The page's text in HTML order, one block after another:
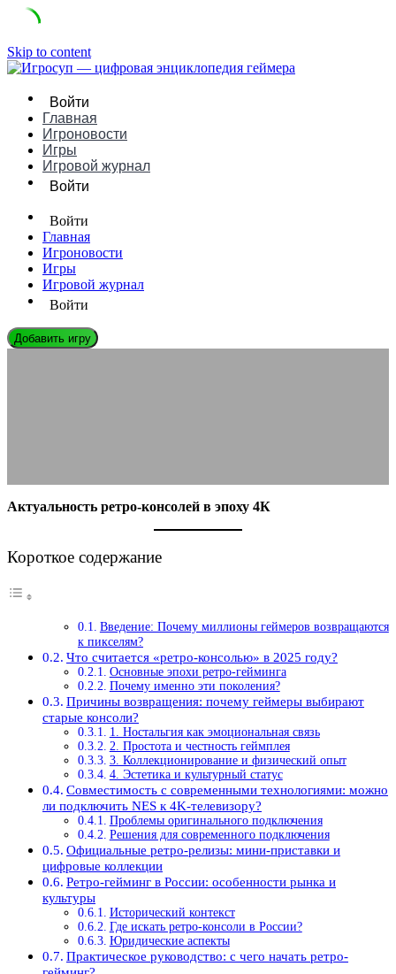
Skip to content
Войти
Главная
Игроновости
Игры
Игровой журнал
Войти
Войти
Главная
Игроновости
Игры
Игровой журнал
Войти
Добавить игру
Актуальность ретро-консолей в эпоху 4К
Короткое содержание
Введение: Почему миллионы геймеров возвращаются
к пикселям?
Что считается «ретро-консолью» в 2025 году?
Основные эпохи ретро-гейминга
Почему именно эти поколения?
Причины возвращения: почему геймеры выбирают
старые консоли?
1. Ностальгия как эмоциональная связь
2. Простота и честность геймплея
3. Коллекционирование и физический опыт
4. Эстетика и культурный статус
Совместимость с современными технологиями: можно
ли подключить NES к 4K-телевизору?
Проблемы оригинального подключения
Решения для современного подключения
Официальные ретро-релизы: мини-приставки и
цифровые коллекции
Ретро-гейминг в России: особенности рынка и
культуры
Исторический контекст
Где искать ретро-консоли в России?
Юридические аспекты
Практическое руководство: с чего начать ретро-